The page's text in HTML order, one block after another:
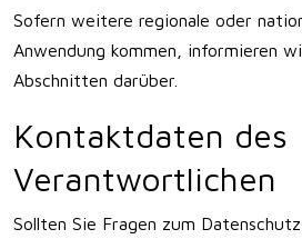
Sofern weitere regionale oder
Anwendung kommen, informieren
Abschnitten darüber.
Kontaktdaten des
Verantwortlichen
Sollten Sie Fragen zum